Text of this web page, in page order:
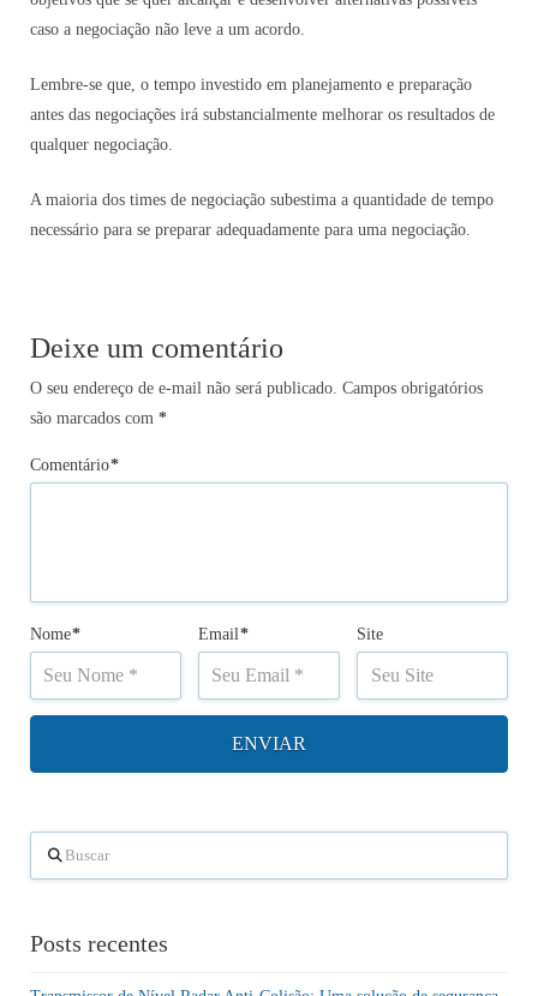
caso a negociação não leve a um acordo.
Lembre-se que, o tempo investido em planejamento e preparação
antes das negociações irá substancialmente melhorar os resultados de
qualquer negociação.
A maioria dos times de negociação subestima a quantidade de tempo
necessário para se preparar adequadamente para uma negociação.
Deixe um comentário
O seu endereço de e-mail não será publicado. Campos obrigatórios
são marcados com *
Comentário*
Nome* Email* Site
Buscar
Posts recentes